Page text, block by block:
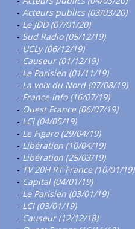
- Acteurs publics (03/03/20)
- Le JDD (07/01/20)
- Sud Radio (05/12/19)
- UCLy (06/12/19)
- Causeur (01/12/19)
- Le Parisien (01/11/19)
- La voix du Nord (07/08/19)
- France info (16/07/19)
- Ouest France (06/07/19)
- LCI (04/05/19)
- Le Figaro (29/04/19)
- Libération (10/04/19)
- Libération (25/03/19)
- TV 20H RT France (10/01/19)
- Capital (04/01/19)
- Le Parisien (03/01/19)
- LCI (03/01/19)
- Causeur (12/12/18)